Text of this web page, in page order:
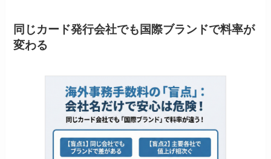
同じカード発行会社でも国際ブランドで料率が
変わる